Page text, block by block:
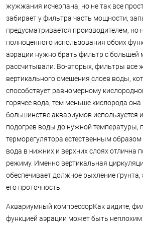
жужжания исчерпана, но не так все
забирает у фильтра часть мощности,
предусматривается производителем, но
полноценного использования обоих
аэрации нужно брать фильтр с
рассчитывали. Во-вторых, фильтры все
вертикального смешения слоев воды,
способствует равномерному
горячее вода, тем меньше кислорода
большинстве аквариумов используется
подогрев воды до нужной температуры,
терморегулятора естественным образом
вода в нижних и верхних слоях отлична
режиму. Именно вертикальная
обеспечивает должное рыхление грунта,
его проточность.
Аквариумный компрессорКак видите,
функцией аэрации может быть